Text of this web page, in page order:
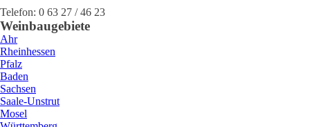
Telefon: 0 63 27 / 46 23
Weinbaugebiete
Ahr
Rheinhessen
Pfalz
Baden
Sachsen
Saale-Unstrut
Mosel